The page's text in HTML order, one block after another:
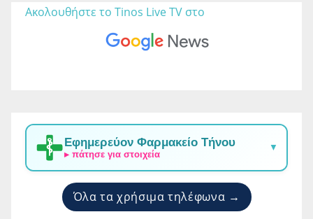
Ακολουθήστε το Tinos Live TV στο
Εφημερεύον Φαρμακείο Τήνου
▸ πάτησε για στοιχεία
▼
Όλα τα χρήσιμα τηλέφωνα →